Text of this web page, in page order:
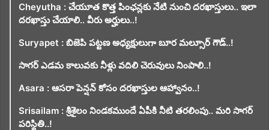
Cheyutha : చేయూత కొత్త పింఛన్లకు నేటి నుంచి దరఖాస్తులు.. ఇలా
దరఖాస్తు చేయాలి.. వీరు అర్హులు..!
Suryapet : బిజెపి పట్టణ అధ్యక్షులుగా బూర మల్సూర్ గౌడ్..!
సాగర్ ఎడమ కాలువకు నీళ్లు వదిలి చెరువులు నింపాలి..!
Asara : ఆసరా పెన్షన్ కోసం దరఖాస్తుల ఆహ్వానం..!
Srisailam : శ్రీశైలం నిండకముందే ఏపీకి నీటి తరలింపు.. మరి సాగర్
పరిస్థితి..!